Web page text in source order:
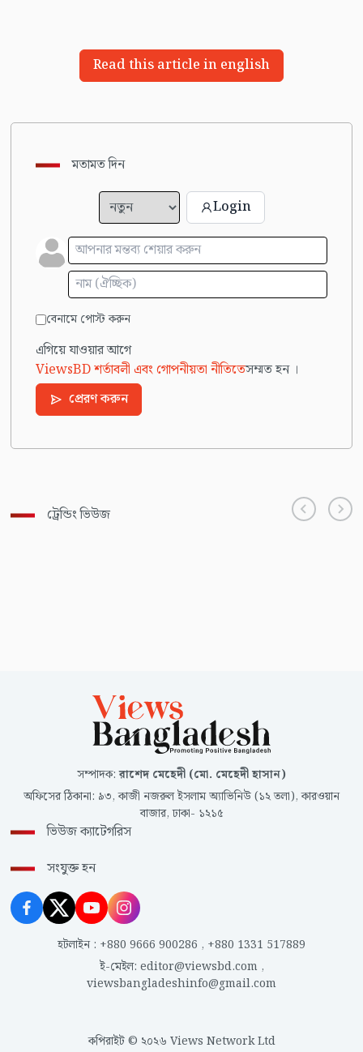
Read this article in english
মতামত দিন
Login
বেনামে পোস্ট করুন
এগিয়ে যাওয়ার আগে
ViewsBD শর্তাবলী এবং গোপনীয়তা নীতিতেসম্মত হন ।
প্রেরণ করুন
ট্রেন্ডিং ভিউজ
সম্পাদক:রাশেদ মেহেদী (মো. মেহেদী হাসান)
অফিসের ঠিকানা: ৯৩, কাজী নজরুল ইসলাম অ্যাভিনিউ (১২ তলা), কারওয়ান
বাজার, ঢাকা- ১২১৫
ভিউজ ক্যাটেগরিস
সংযুক্ত হন
হটলাইন : +880 9666 900286 , +880 1331 517889
ই-মেইল: editor@viewsbd.com,
viewsbangladeshinfo@gmail.com
কপিরাইট © ২০২৬ Views Network Ltd